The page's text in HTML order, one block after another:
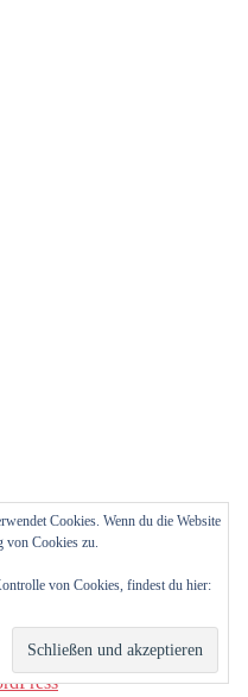
von 1908 e.V.
Cookies. Wenn du die Website
von Cookies zu.
von Cookies, findest du hier: